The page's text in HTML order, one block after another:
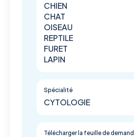
CHIEN
CHAT
OISEAU
REPTILE
FURET
LAPIN
Spécialité
CYTOLOGIE
Télécharger la feuille de